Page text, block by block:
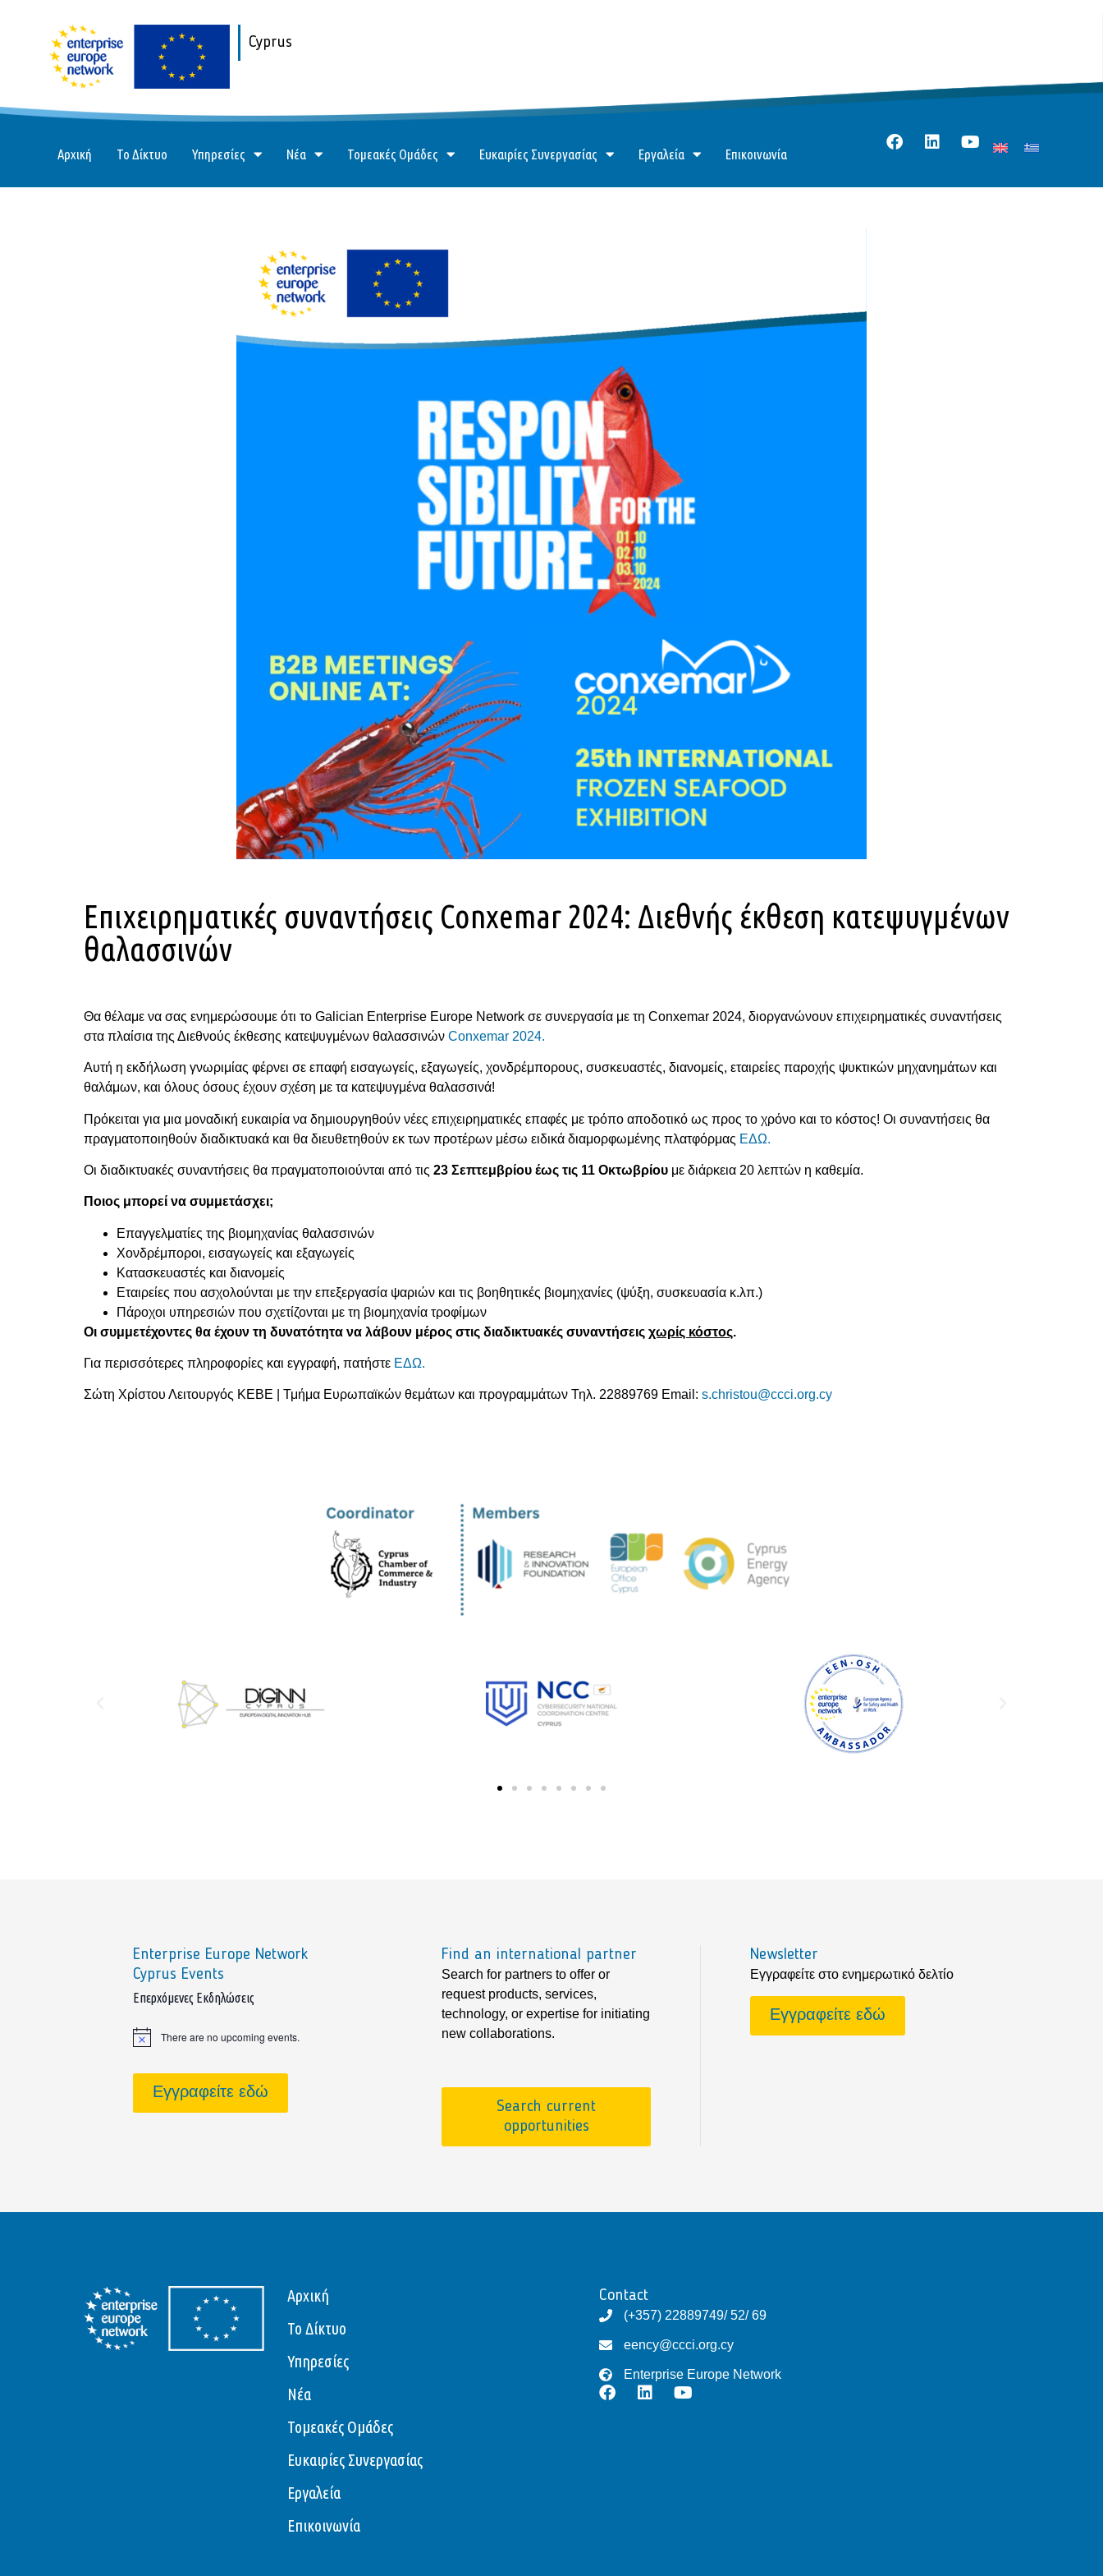
Cyprus
Αρχική Το Δίκτυο Υπηρεσίες Νέα Τομεακές Ομάδες Ευκαιρίες Συνεργασίας Εργαλεία Επικοινωνία
Επιχειρηματικές συναντήσεις Conxemar 2024: Διεθνής έκθεση κατεψυγμένων
θαλασσινών
Θα θέλαμε να σας ενημερώσουμε ότι το Galician Enterprise Europe Network σε συνεργασία με τη Conxemar 2024, διοργανώνουν επιχειρηματικές συναντήσεις
στα πλαίσια της Διεθνούς έκθεσης κατεψυγμένων θαλασσινών Conxemar 2024.
Αυτή η εκδήλωση γνωριμίας φέρνει σε επαφή εισαγωγείς, εξαγωγείς, χονδρέμπορους, συσκευαστές, διανομείς, εταιρείες παροχής ψυκτικών μηχανημάτων και
θαλάμων, και όλους όσους έχουν σχέση με τα κατεψυγμένα θαλασσινά!
Πρόκειται για μια μοναδική ευκαιρία να δημιουργηθούν νέες επιχειρηματικές επαφές με τρόπο αποδοτικό ως προς το χρόνο και το κόστος! Οι συναντήσεις θα
πραγματοποιηθούν διαδικτυακά και θα διευθετηθούν εκ των προτέρων μέσω ειδικά διαμορφωμένης πλατφόρμας ΕΔΩ.
Οι διαδικτυακές συναντήσεις θα πραγματοποιούνται από τις 23 Σεπτεμβρίου έως τις 11 Οκτωβρίου με διάρκεια 20 λεπτών η καθεμία.
Ποιος μπορεί να συμμετάσχει;
Επαγγελματίες της βιομηχανίας θαλασσινών
Χονδρέμποροι, εισαγωγείς και εξαγωγείς
Κατασκευαστές και διανομείς
Εταιρείες που ασχολούνται με την επεξεργασία ψαριών και τις βοηθητικές βιομηχανίες (ψύξη, συσκευασία κ.λπ.)
Πάροχοι υπηρεσιών που σχετίζονται με τη βιομηχανία τροφίμων
Οι συμμετέχοντες θα έχουν τη δυνατότητα να λάβουν μέρος στις διαδικτυακές συναντήσεις χωρίς κόστος.
Για περισσότερες πληροφορίες και εγγραφή, πατήστε ΕΔΩ.
Σώτη Χρίστου Λειτουργός ΚΕΒΕ | Τμήμα Ευρωπαϊκών θεμάτων και προγραμμάτων Τηλ. 22889769 Email: s.christou@ccci.org.cy
Enterprise Europe Network
Cyprus Events
sidebar
Επερχόμενες Εκδηλώσεις
Notice There are no upcoming events.
Εγγραφείτε εδώ
Find an international partner
Search for partners to offer or
request products, services,
technology, or expertise for initiating
new collaborations.
Search current
opportunities
Newsletter
Εγγραφείτε στο ενημερωτικό δελτίο
Εγγραφείτε εδώ
Αρχική
Το Δίκτυο
Υπηρεσίες
Νέα
Τομεακές Ομάδες
Ευκαιρίες Συνεργασίας
Εργαλεία
Επικοινωνία
Contact
(+357) 22889749/ 52/ 69
eency@ccci.org.cy
Enterprise Europe Network